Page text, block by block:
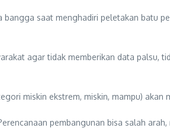
saat menghadiri peletakan batu
agar tidak memberikan data palsu,
miskin ekstrem, miskin, mampu) akan
pembangunan bisa salah